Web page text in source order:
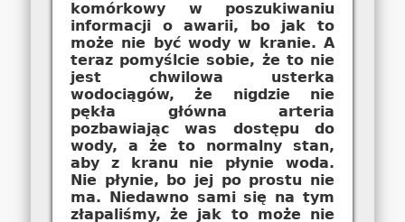
komórkowy w poszukiwaniu
informacji o awarii, bo jak to
może nie być wody w kranie. A
teraz pomyślcie sobie, że to nie
jest chwilowa usterka
wodociągów, że nigdzie nie
pękła główna arteria
pozbawiając was dostępu do
wody, a że to normalny stan,
aby z kranu nie płynie woda.
Nie płynie, bo jej po prostu nie
ma. Niedawno sami się na tym
złapaliśmy, że jak to może nie